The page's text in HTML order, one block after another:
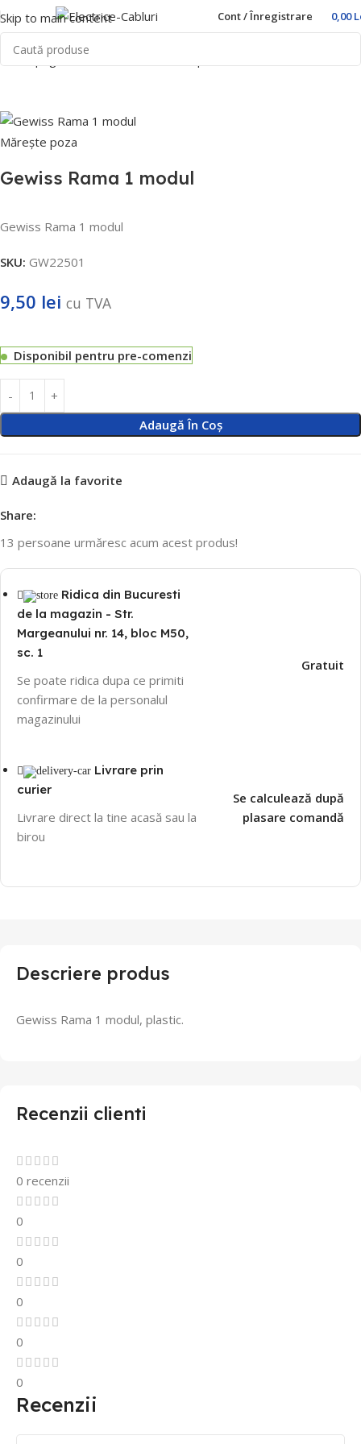
Skip to main content Cont / Înregistrare 0,00
Prima pagină
Mărește poza
Gewiss Rama 1 modul
Gewiss Rama 1 modul
SKU: GW22501
9,50 lei cu TVA
Disponibil pentru pre-comenzi
Adaugă În Coș
Adaugă la favorite
Share:
13 persoane urmăresc acum acest produs!
Ridica din Bucuresti
de la magazin - Str.
Margeanului nr. 14, bloc M50,
sc. 1
Se poate ridica dupa ce primiti
confirmare de la personalul
magazinului
Gratuit
Livrare prin
curier
Livrare direct la tine acasă sau la
birou
Se calculează după
plasare comandă
Descriere produs
Gewiss Rama 1 modul, plastic.
Recenzii clienti
0 recenzii
0
0
0
0
0
Recenzii